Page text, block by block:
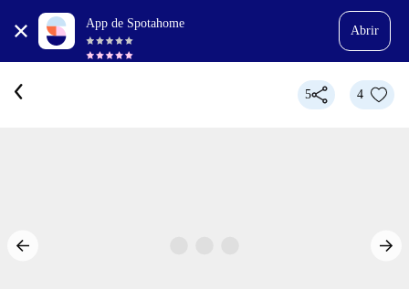
App de Spotahome
Abrir
5 4